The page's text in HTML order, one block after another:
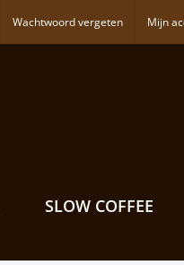
Wachtwoord vergeten Mijn
SLOW COFFEE